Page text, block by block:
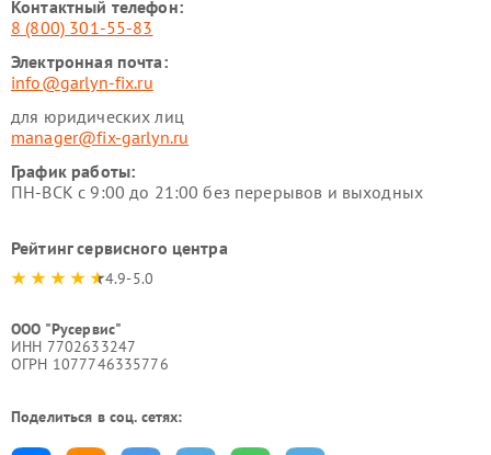
Контактный телефон:
8 (800) 301-55-83
Электронная почта:
info@garlyn-fix.ru
для юридических лиц
manager@fix-garlyn.ru
График работы:
ПН-ВСК с 9:00 до 21:00 без перерывов и выходных
Рейтинг сервисного центра
4.9-5.0
ООО "Русервис"
ИНН 7702633247
ОГРН 1077746335776
Поделиться в соц. сетях: